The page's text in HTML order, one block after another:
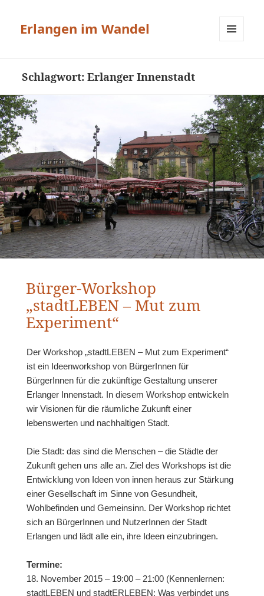
Erlangen im Wandel
Schlagwort:Erlanger Innenstadt
Bürger-Workshop
„stadtLEBEN – Mut zum
Experiment“
Der Workshop „stadtLEBEN – Mut zum Experiment“
ist ein Ideenworkshop von BürgerInnen für
BürgerInnen für die zukünftige Gestaltung unserer
Erlanger Innenstadt. In diesem Workshop entwickeln
wir Visionen für die räumliche Zukunft einer
lebenswerten und nachhaltigen Stadt.
Die Stadt: das sind die Menschen – die Städte der
Zukunft gehen uns alle an. Ziel des Workshops ist die
Entwicklung von Ideen von innen heraus zur Stärkung
einer Gesellschaft im Sinne von Gesundheit,
Wohlbefinden und Gemeinsinn. Der Workshop richtet
sich an BürgerInnen und NutzerInnen der Stadt
Erlangen und lädt alle ein, ihre Ideen einzubringen.
Termine:
18. November 2015 – 19:00 – 21:00 (Kennenlernen:
stadtLEBEN und stadtERLEBEN: Was verbindet uns